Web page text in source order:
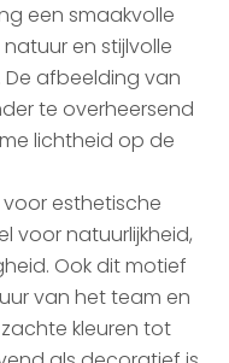
een smaakvolle
en stijlvolle
afbeelding van
te overheersend
lichtheid op de
esthetische
voor natuurlijkheid,
Ook dit motief
van het team en
kleuren tot